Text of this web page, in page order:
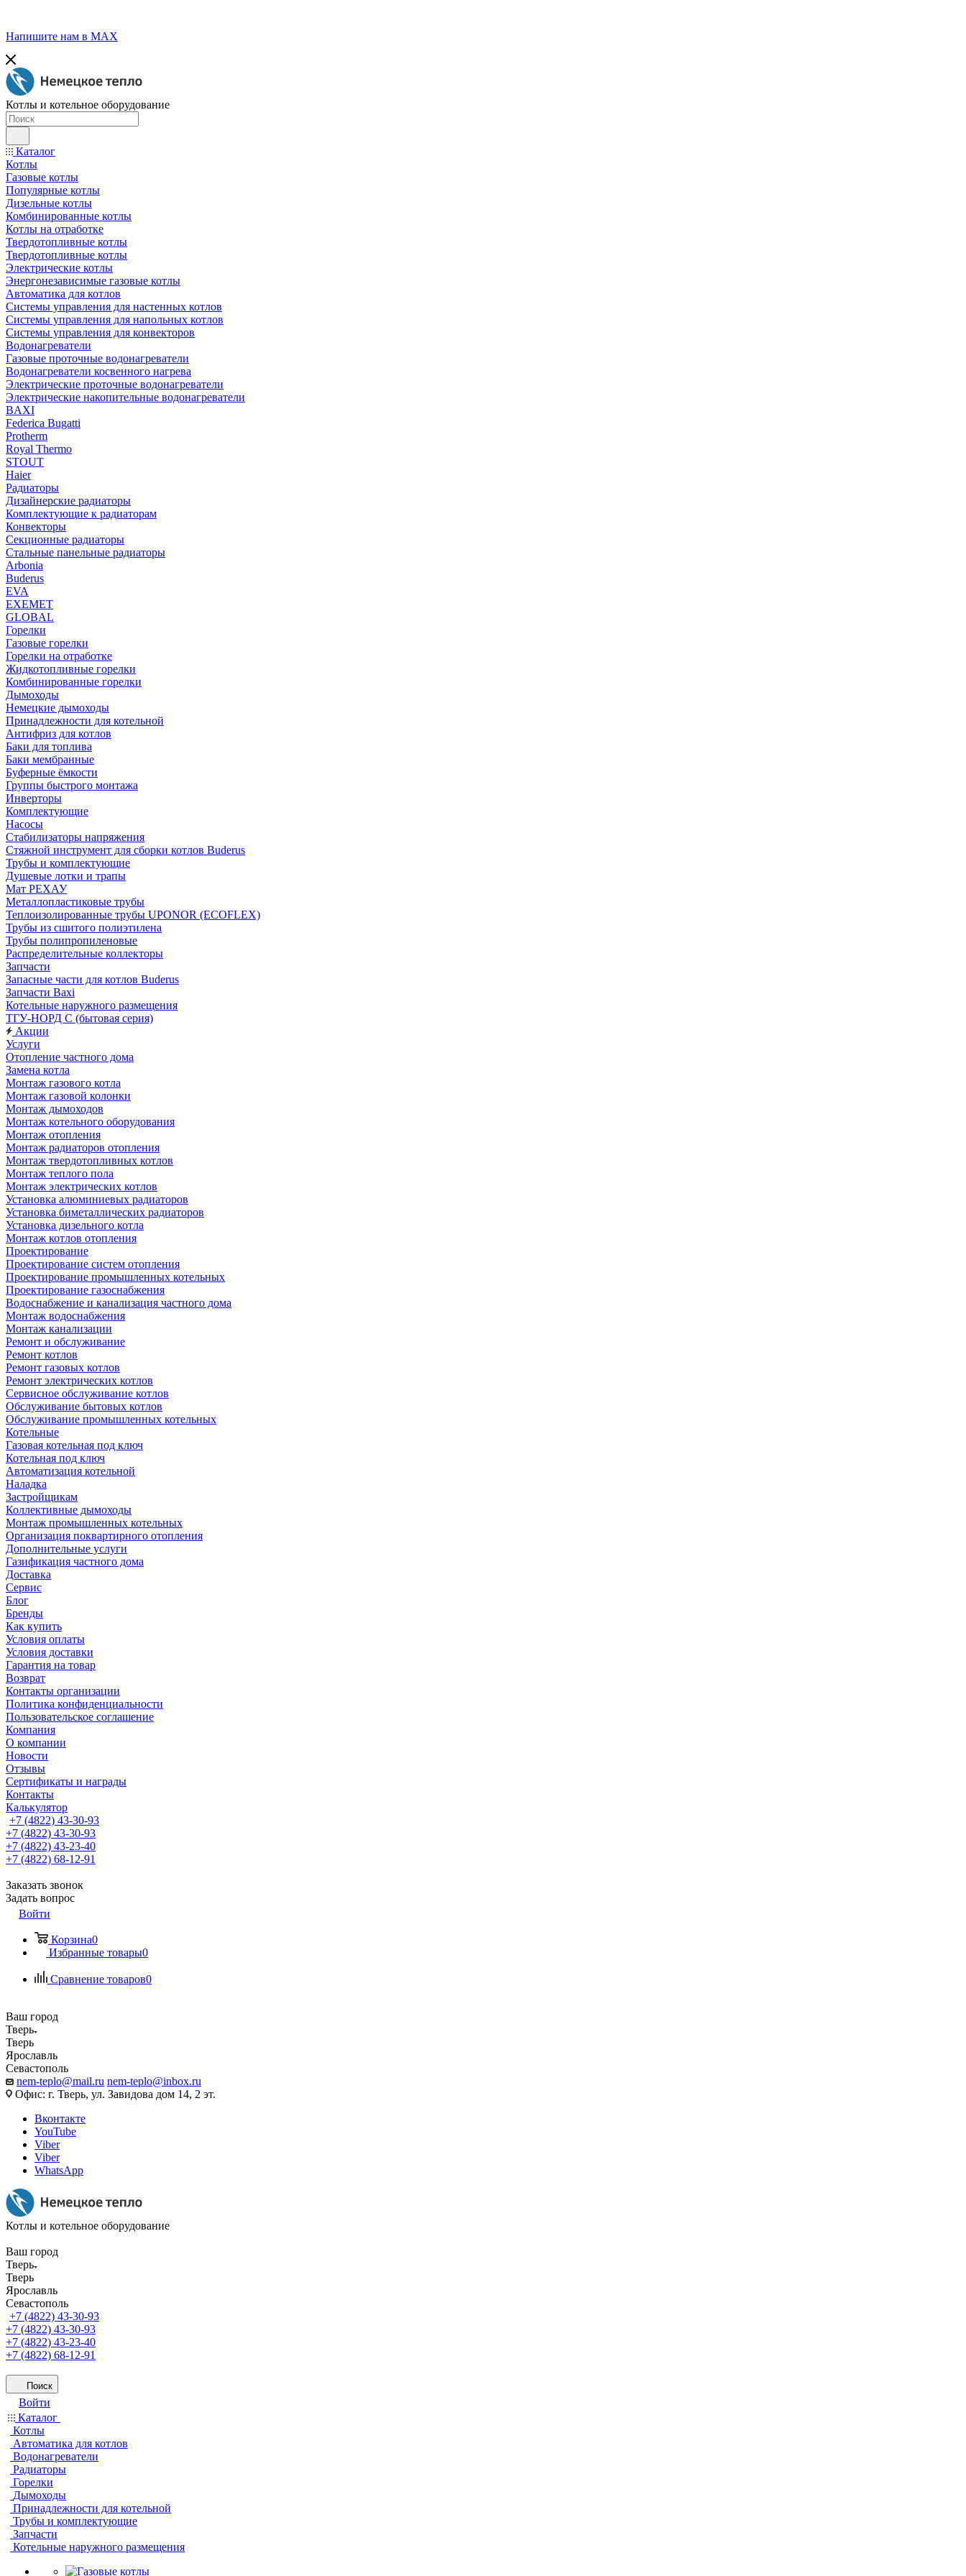
Напишите нам в МАХ
Котлы и котельное оборудование
Каталог
Котлы
Газовые котлы
Популярные котлы
Дизельные котлы
Комбинированные котлы
Котлы на отработке
Твердотопливные котлы
Твердотопливные котлы
Электрические котлы
Энергонезависимые газовые котлы
Автоматика для котлов
Системы управления для настенных котлов
Системы управления для напольных котлов
Системы управления для конвекторов
Водонагреватели
Газовые проточные водонагреватели
Водонагреватели косвенного нагрева
Электрические проточные водонагреватели
Электрические накопительные водонагреватели
BAXI
Federica Bugatti
Protherm
Royal Thermo
STOUT
Haier
Радиаторы
Дизайнерские радиаторы
Комплектующие к радиаторам
Конвекторы
Секционные радиаторы
Стальные панельные радиаторы
Arbonia
Buderus
EVA
EXEMET
GLOBAL
Горелки
Газовые горелки
Горелки на отработке
Жидкотопливные горелки
Комбинированные горелки
Дымоходы
Немецкие дымоходы
Принадлежности для котельной
Антифриз для котлов
Баки для топлива
Баки мембранные
Буферные ёмкости
Группы быстрого монтажа
Инверторы
Комплектующие
Насосы
Стабилизаторы напряжения
Стяжной инструмент для сборки котлов Buderus
Трубы и комплектующие
Душевые лотки и трапы
Мат РЕХАУ
Металлопластиковые трубы
Теплоизолированные трубы UPONOR (ECOFLEX)
Трубы из сшитого полиэтилена
Трубы полипропиленовые
Распределительные коллекторы
Запчасти
Запасные части для котлов Buderus
Запчасти Baxi
Котельные наружного размещения
ТГУ-НОРД С (бытовая серия)
Акции
Услуги
Отопление частного дома
Замена котла
Монтаж газового котла
Монтаж газовой колонки
Монтаж дымоходов
Монтаж котельного оборудования
Монтаж отопления
Монтаж радиаторов отопления
Монтаж твердотопливных котлов
Монтаж теплого пола
Монтаж электрических котлов
Установка алюминиевых радиаторов
Установка биметаллических радиаторов
Установка дизельного котла
Монтаж котлов отопления
Проектирование
Проектирование систем отопления
Проектирование промышленных котельных
Проектирование газоснабжения
Водоснабжение и канализация частного дома
Монтаж водоснабжения
Монтаж канализации
Ремонт и обслуживание
Ремонт котлов
Ремонт газовых котлов
Ремонт электрических котлов
Сервисное обслуживание котлов
Обслуживание бытовых котлов
Обслуживание промышленных котельных
Котельные
Газовая котельная под ключ
Котельная под ключ
Автоматизация котельной
Наладка
Застройщикам
Коллективные дымоходы
Монтаж промышленных котельных
Организация поквартирного отопления
Дополнительные услуги
Газификация частного дома
Доставка
Сервис
Блог
Бренды
Как купить
Условия оплаты
Условия доставки
Гарантия на товар
Возврат
Контакты организации
Политика конфиденциальности
Пользовательское соглашение
Компания
О компании
Новости
Отзывы
Сертификаты и награды
Контакты
Калькулятор
+7 (4822) 43-30-93
+7 (4822) 43-30-93
+7 (4822) 43-23-40
+7 (4822) 68-12-91
Заказать звонок
Задать вопрос
Войти
Корзина0
Избранные товары0
Сравнение товаров0
Ваш город
Тверь
Тверь
Ярославль
Севастополь
nem-teplo@mail.ru nem-teplo@inbox.ru
Офис: г. Тверь, ул. Завидова дом 14, 2 эт.
Вконтакте
YouTube
Viber
Viber
WhatsApp
Котлы и котельное оборудование
Ваш город
Тверь
Тверь
Ярославль
Севастополь
+7 (4822) 43-30-93
+7 (4822) 43-30-93
+7 (4822) 43-23-40
+7 (4822) 68-12-91
Поиск
Войти
Каталог
Котлы
Автоматика для котлов
Водонагреватели
Радиаторы
Горелки
Дымоходы
Принадлежности для котельной
Трубы и комплектующие
Запчасти
Котельные наружного размещения